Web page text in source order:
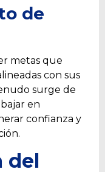
de
metas que
con sus
surge de
en
confianza y
del